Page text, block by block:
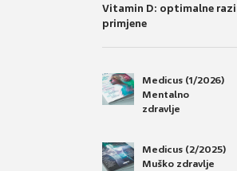
Vitamin D: optimalne
primjene
Medicus (1/2026)
Mentalno
zdravlje
Medicus (2/2025)
Muško zdravlje